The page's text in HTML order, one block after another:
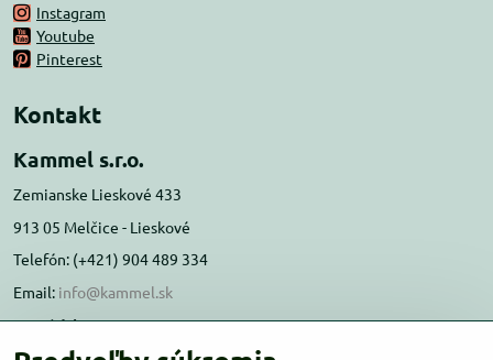
Instagram
Youtube
Pinterest
Kontakt
Kammel s.r.o.
Zemianske Lieskové 433
913 05 Melčice - Lieskové
Telefón: (+421) 904 489 334
Email: info@kammel.sk
Prevádzka: